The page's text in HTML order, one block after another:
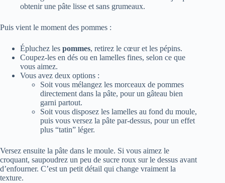
obtenir une pâte lisse et sans grumeaux.
Puis vient le moment des pommes :
Épluchez les pommes, retirez le cœur et les pépins.
Coupez-les en dés ou en lamelles fines, selon ce que
vous aimez.
Vous avez deux options :
Soit vous mélangez les morceaux de pommes
directement dans la pâte, pour un gâteau bien
garni partout.
Soit vous disposez les lamelles au fond du moule,
puis vous versez la pâte par-dessus, pour un effet
plus “tatin” léger.
Versez ensuite la pâte dans le moule. Si vous aimez le
croquant, saupoudrez un peu de sucre roux sur le dessus avant
d’enfourner. C’est un petit détail qui change vraiment la
texture.